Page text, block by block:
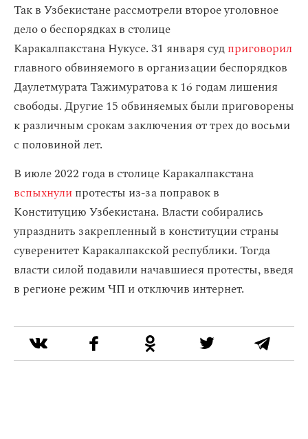
Так в Узбекистане рассмотрели второе уголовное
дело о беспорядках в столице
Каракалпакстана Нукусе. 31 января судприговорил
главного обвиняемого в организации беспорядков
Даулетмурата Тажимуратова к 16 годам лишения
свободы. Другие 15 обвиняемых были приговорены
к различным срокам заключения от трех до восьми
с половиной лет.
В июле 2022 года в столице Каракалпакстана
вспыхнулипротесты из-за поправок в
Конституцию Узбекистана. Власти собирались
упразднить закрепленный в конституции страны
суверенитет Каракалпакской республики. Тогда
власти силой подавилиначавшиеся протесты, введя
в регионе режим ЧП и отключив интернет.